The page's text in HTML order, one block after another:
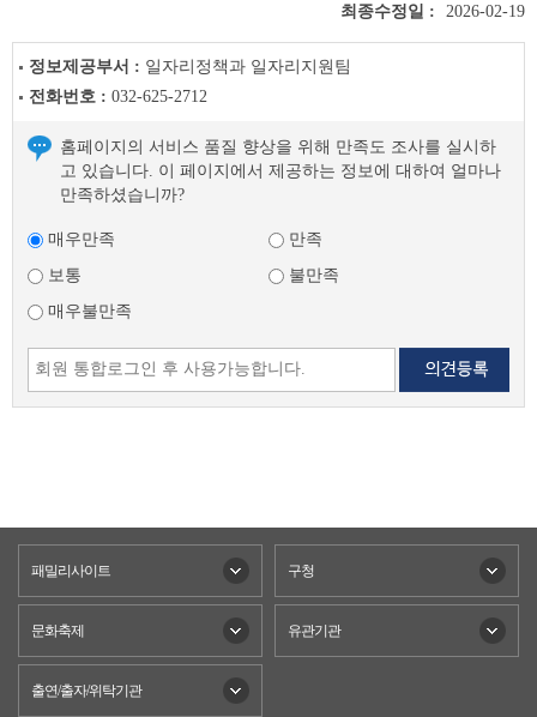
최종수정일 : 2026-02-19
정보제공부서 : 일자리정책과 일자리지원팀
전화번호 : 032-625-2712
홈페이지의 서비스 품질 향상을 위해 만족도 조사를 실시하
고 있습니다. 이 페이지에서 제공하는 정보에 대하여 얼마나
만족하셨습니까?
매우만족
만족
보통
불만족
매우불만족
패밀리사이트 구청
문화축제 유관기관
출연/출자/위탁기관